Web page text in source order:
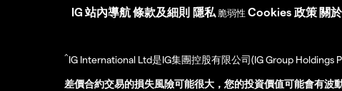
IG 站內導航條款及細則 隱私 脆弱性 Cookies 政策 關
^IG International Ltd是IG集團控股有限公司(IG Group
差價合約交易的損失風險可能很大，您的投資價值可能會有